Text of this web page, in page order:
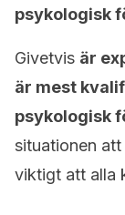
psykologisk
Givetvis är
är mest
psykologisk
situationen
viktigt att alla